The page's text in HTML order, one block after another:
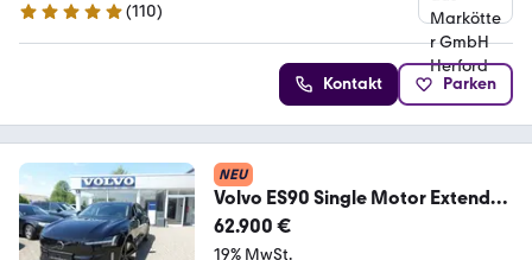
5 Sterne
(110)
Kontakt Parken
NEU
Volvo ES90 Single Motor Extended
Range Plus/BOSE/Pano
62.900 €
19% MwSt.